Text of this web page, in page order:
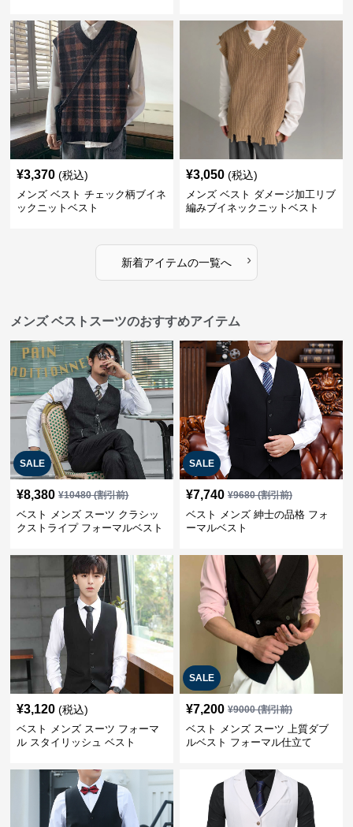
¥3,370 (税込)
メンズ ベスト チェック柄ブイネ
ックニットベスト
¥3,050 (税込)
メンズ ベスト ダメージ加工リブ
編みブイネックニットベスト
新着アイテムの一覧へ ›
メンズ ベストスーツのおすすめアイテム
SALE
¥8,380 ¥10480(割引前)
ベスト メンズ スーツ クラシッ
クストライプ フォーマルベスト
SALE
¥7,740 ¥9680(割引前)
ベスト メンズ 紳士の品格 フォ
ーマルベスト
¥3,120 (税込)
ベスト メンズ スーツ フォーマ
ル スタイリッシュ ベスト
SALE
¥7,200 ¥9000(割引前)
ベスト メンズ スーツ 上質ダブ
ルベスト フォーマル仕立て